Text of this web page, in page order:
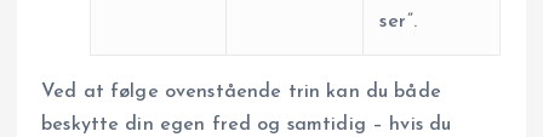
ser”.
Ved at følge ovenstående trin kan du både
beskytte din egen fred og samtidig – hvis du